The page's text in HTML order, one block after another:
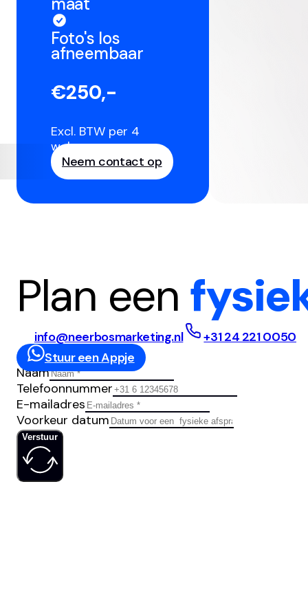
Foto's los
afneembaar
€250,-
Excl. BTW per 4
weken
Neem contact op
Plan een
info@neerbosmarketing.nl
+31 24 221 0050
Stuur een Appje
Naam
Telefoonnummer
E-mailadres
Voorkeur datum
Verstuur